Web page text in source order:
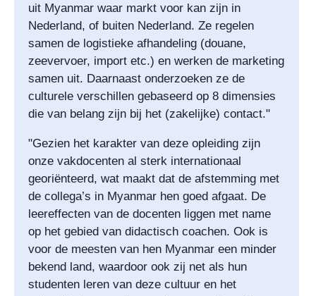
uit Myanmar waar markt voor kan zijn in
Nederland, of buiten Nederland. Ze regelen
samen de logistieke afhandeling (douane,
zeevervoer, import etc.) en werken de marketing
samen uit. Daarnaast onderzoeken ze de
culturele verschillen gebaseerd op 8 dimensies
die van belang zijn bij het (zakelijke) contact."
"Gezien het karakter van deze opleiding zijn
onze vakdocenten al sterk internationaal
georiënteerd, wat maakt dat de afstemming met
de collega’s in Myanmar hen goed afgaat. De
leereffecten van de docenten liggen met name
op het gebied van didactisch coachen. Ook is
voor de meesten van hen Myanmar een minder
bekend land, waardoor ook zij net als hun
studenten leren van deze cultuur en het